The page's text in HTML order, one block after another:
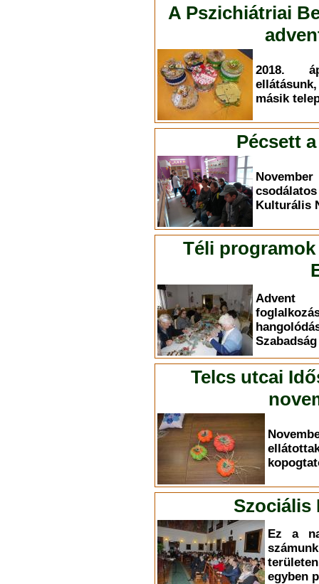
A Pszichiátriai
2018.
másik
Pécsett
Kulturális
Téli
Advent
Telcs utcai
Szociális
Ez a
egyben